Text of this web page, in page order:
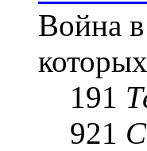
Война
191
921